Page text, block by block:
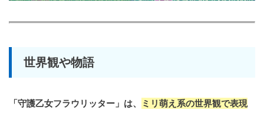
世界観や物語
「守護乙女フラウリッター」は、
ミリ萌え系の世界観で表現